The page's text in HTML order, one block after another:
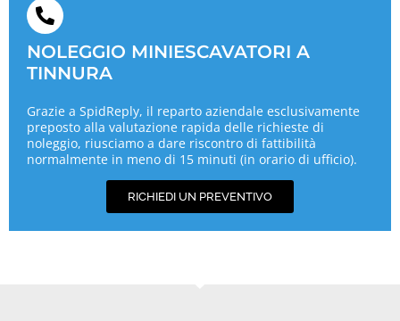
NOLEGGIO MINIESCAVATORI A
TINNURA
Grazie a SpidReply, il reparto aziendale esclusivamente
preposto alla valutazione rapida delle richieste di
noleggio, riusciamo a dare riscontro di fattibilità
normalmente in meno di 15 minuti (in orario di ufficio).
RICHIEDI UN PREVENTIVO